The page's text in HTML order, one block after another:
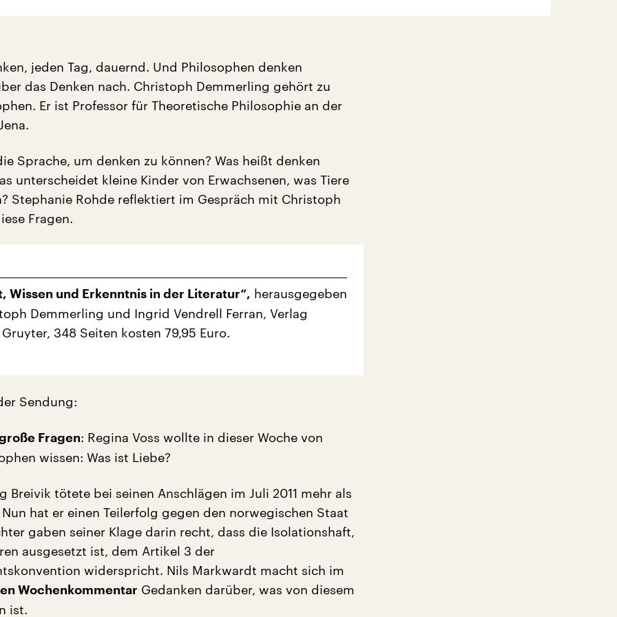
jeden Tag, dauernd. Und Philosophen denken
das Denken nach. Christoph Demmerling gehört zu
Er ist Professor für Theoretische Philosophie an der
Sprache, um denken zu können? Was heißt denken
unterscheidet kleine Kinder von Erwachsenen, was Tiere
Stephanie Rohde reflektiert im Gespräch mit Christoph
Fragen.
Wissen und Erkenntnis in der Literatur“, herausgegeben
Demmerling und Ingrid Vendrell Ferran, Verlag
348 Seiten kosten 79,95 Euro.
Sendung:
Fragen: Regina Voss wollte in dieser Woche von
wissen: Was ist Liebe?
Breivik tötete bei seinen Anschlägen im Juli 2011 mehr als
hat er einen Teilerfolg gegen den norwegischen Staat
gaben seiner Klage darin recht, dass die Isolationshaft,
ausgesetzt ist, dem Artikel 3 der
widerspricht. Nils Markwardt macht sich im
Wochenkommentar Gedanken darüber, was von diesem
ist.